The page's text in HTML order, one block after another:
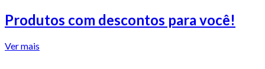
Produtos com descontos para você!
Ver mais